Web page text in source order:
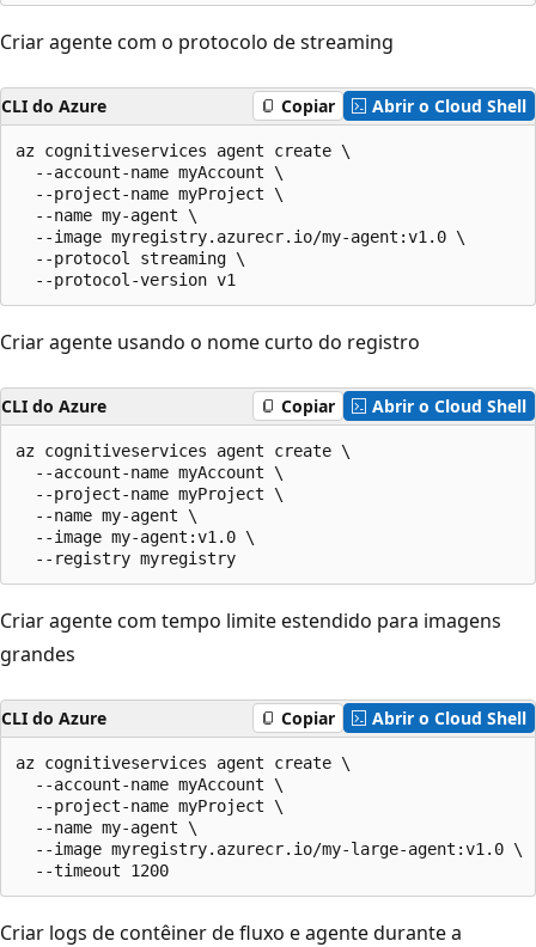
Criar agente com o protocolo de streaming
CLI do Azure Copiar Abrir o Cloud Shell
az cognitiveservices agent create \
  --account-name myAccount \
  --project-name myProject \
  --name my-agent \
  --image myregistry.azurecr.io/my-agent:v1.0 \
  --protocol streaming \
  --protocol-version v1
Criar agente usando o nome curto do registro
CLI do Azure Copiar Abrir o Cloud Shell
az cognitiveservices agent create \
  --account-name myAccount \
  --project-name myProject \
  --name my-agent \
  --image my-agent:v1.0 \
  --registry myregistry
Criar agente com tempo limite estendido para imagens
grandes
CLI do Azure Copiar Abrir o Cloud Shell
az cognitiveservices agent create \
  --account-name myAccount \
  --project-name myProject \
  --name my-agent \
  --image myregistry.azurecr.io/my-large-agent:v1.0 \
  --timeout 1200
Criar logs de contêiner de fluxo e agente durante a